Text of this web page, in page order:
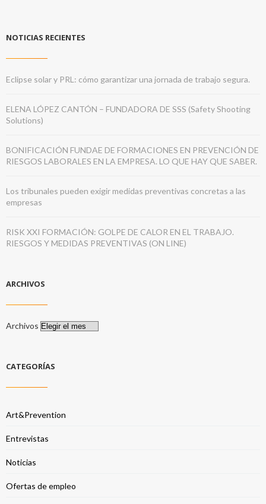
NOTICIAS RECIENTES
Eclipse solar y PRL: cómo garantizar una jornada de trabajo segura.
ELENA LÓPEZ CANTÓN – FUNDADORA DE SSS (Safety Shooting
Solutions)
BONIFICACIÓN FUNDAE DE FORMACIONES EN PREVENCIÓN DE
RIESGOS LABORALES EN LA EMPRESA. LO QUE HAY QUE SABER.
Los tribunales pueden exigir medidas preventivas concretas a las
empresas
RISK XXI FORMACIÓN: GOLPE DE CALOR EN EL TRABAJO.
RIESGOS Y MEDIDAS PREVENTIVAS (ON LINE)
ARCHIVOS
Archivos
CATEGORÍAS
Art&Prevention
Entrevistas
Noticias
Ofertas de empleo